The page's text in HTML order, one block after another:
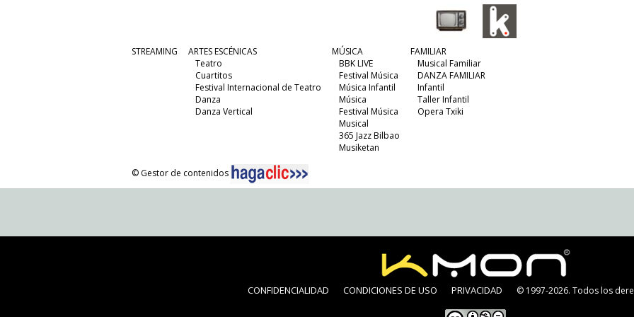
STREAMING
ARTES ESCÉNICAS
Teatro
Cuartitos
Festival Internacional de Teatro
Danza
Danza Vertical
MÚSICA
BBK LIVE
Festival Música
Música Infantil
Música
Festival Música
Musical
365 Jazz Bilbao
Musiketan
FAMILIAR
Musical Familiar
DANZA FAMILIAR
Infantil
Taller Infantil
Opera Txiki
© Gestor de contenidos
CONFIDENCIALIDAD CONDICIONES DE USO PRIVACIDAD © 1997-2026. Todos los